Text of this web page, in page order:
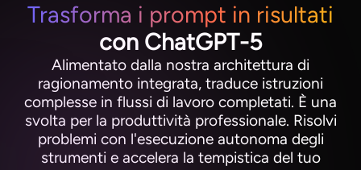
Trasforma i prompt in risultati
con ChatGPT-5
Alimentato dalla nostra architettura di
ragionamento integrata, traduce istruzioni
complesse in flussi di lavoro completati. È una
svolta per la produttività professionale. Risolvi
problemi con l'esecuzione autonoma degli
strumenti e accelera la tempistica del tuo